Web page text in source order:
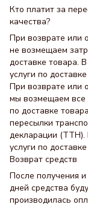
Кто платит за
качества?
При возврате или
не возмещаем
доставке товара.
услуги по
При возврате или
мы возмещаем все
по доставке
пересылки
декларации (ТТН).
услуги по
Возврат средств
После получения
дней средства
производилась